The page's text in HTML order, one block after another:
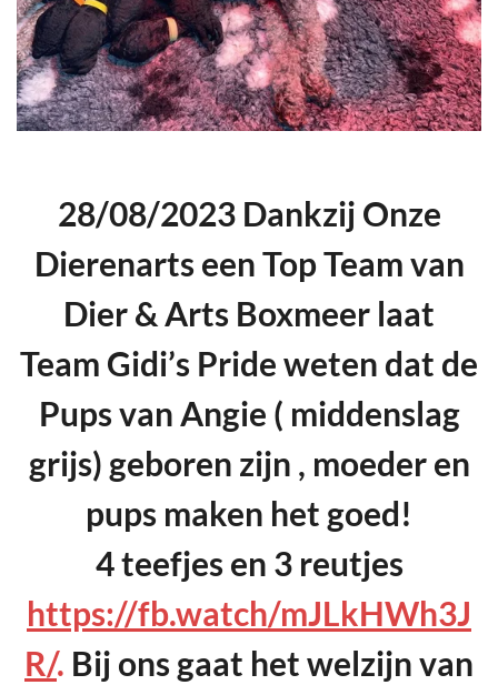
28/08/2023 Dankzij Onze
Dierenarts een Top Team van
Dier & Arts Boxmeer laat
Team Gidi’s Pride weten dat de
Pups van Angie ( middenslag
grijs) geboren zijn , moeder en
pups maken het goed!
4 teefjes en 3 reutjes
https://fb.watch/mJLkHWh3J
R/. Bij ons gaat het welzijn van